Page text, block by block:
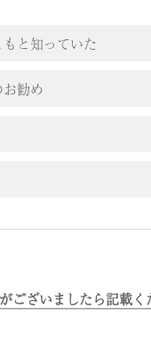
と知っていた
勧め
ございましたら記載く